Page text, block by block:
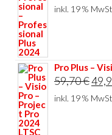
inkl. 19 %
Pro Plus –
59,70€
inkl. 19 %